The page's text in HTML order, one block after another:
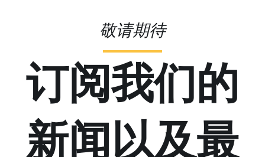
敬请期待
订阅我们的
新闻以及最